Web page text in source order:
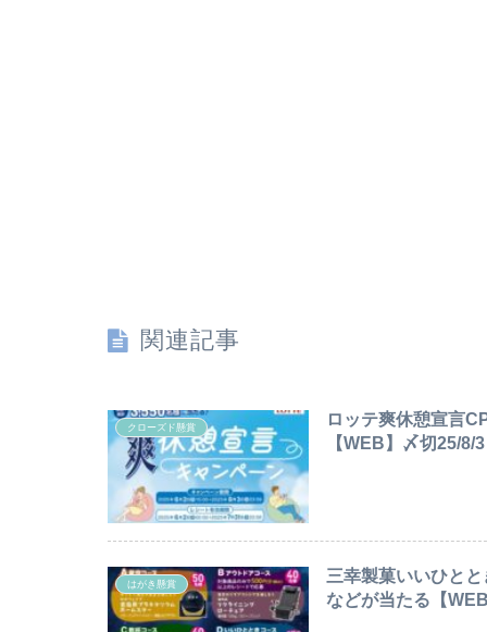
関連記事
クローズド懸賞
ロッテ爽休憩宣言
【WEB】〆切25/8/3
はがき懸賞
三幸製菓いいひと
などが当たる【